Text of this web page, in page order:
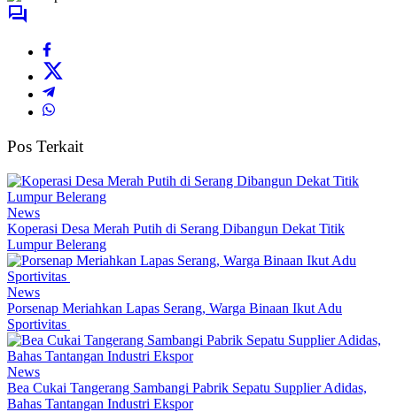
Pos Terkait
News
Koperasi Desa Merah Putih di Serang Dibangun Dekat Titik
Lumpur Belerang
News
Porsenap Meriahkan Lapas Serang, Warga Binaan Ikut Adu
Sportivitas
News
Bea Cukai Tangerang Sambangi Pabrik Sepatu Supplier Adidas,
Bahas Tantangan Industri Ekspor